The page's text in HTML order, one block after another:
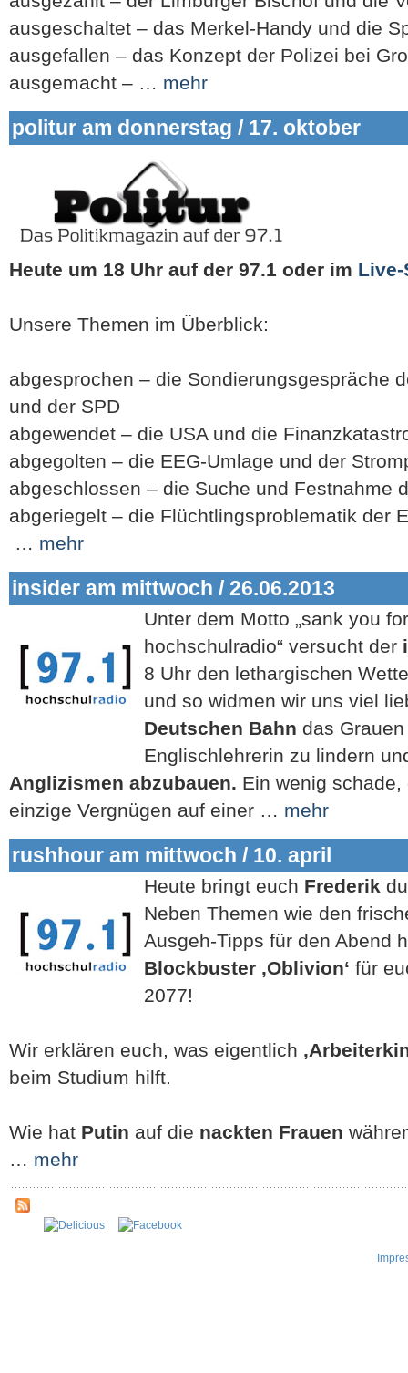
ausgeschaltet – das Merkel-Handy und die
ausgefallen – das Konzept der Polizei bei
ausgemacht – … mehr
politur am donnerstag / 17. oktober
Heute um 18 Uhr auf der 97.1 oder im Live-
Unsere Themen im Überblick:
abgesprochen – die Sondierungsgespräche
und der SPD
abgewendet – die USA und die
abgegolten – die EEG-Umlage und der
abgeschlossen – die Suche und Festnahme
abgeriegelt – die Flüchtlingsproblematik der
… mehr
insider am mittwoch / 26.06.2013
Unter dem Motto „sank you
hochschulradio“ versucht der
8 Uhr den lethargischen
und so widmen wir uns viel
Deutschen Bahn das
Englischlehrerin zu lindern
Anglizismen abzubauen. Ein wenig
einzige Vergnügen auf einer … mehr
rushhour am mittwoch / 10. april
Heute bringt euch Frederik
Neben Themen wie den
Ausgeh-Tipps für den Abend
Blockbuster ‚Oblivion‘ für
2077!
Wir erklären euch, was eigentlich
beim Studium hilft.
Wie hat Putin auf die nackten Frauen
… mehr